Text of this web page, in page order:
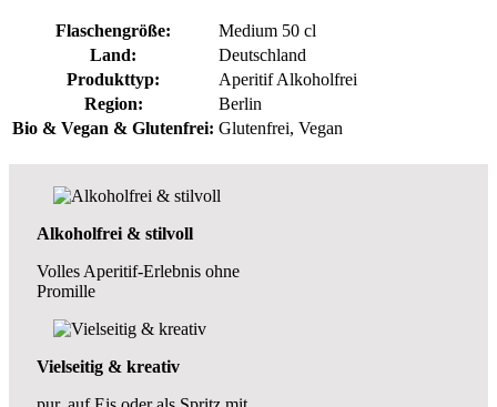
Flaschengröße:
Medium 50 cl
Land:
Deutschland
Produkttyp:
Aperitif Alkoholfrei
Region:
Berlin
Bio & Vegan & Glutenfrei: Glutenfrei, Vegan
Alkoholfrei & stilvoll
Volles Aperitif-Erlebnis ohne
Promille
Vielseitig & kreativ